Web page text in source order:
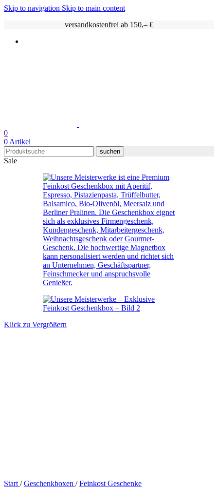
Skip to navigation Skip to main content
versandkostenfrei ab 150,– €
0
0 Artikel
suchen
Sale
Klick zu Vergrößern
Start / Geschenkboxen / Feinkost Geschenke